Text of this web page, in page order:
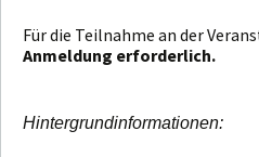
Für die Teilnahme an der
Anmeldung erforderlich.
Hintergrundinformationen: